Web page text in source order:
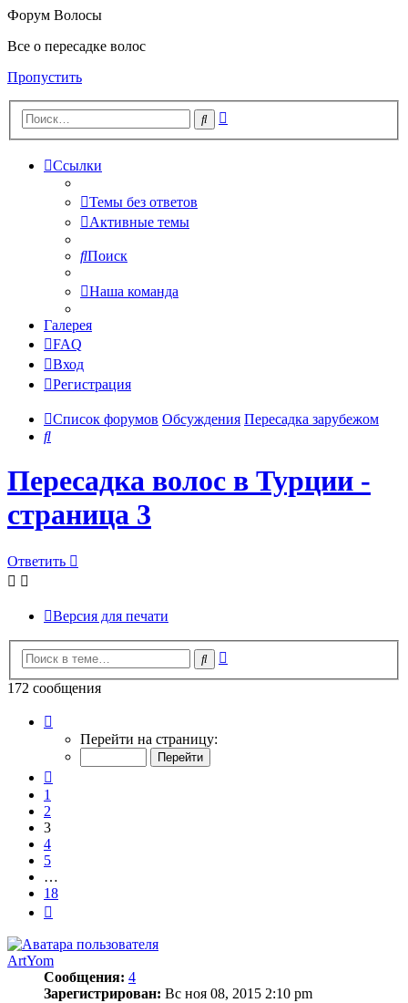
Форум Волосы
Все о пересадке волос
Пропустить
Поиск
Ссылки
Темы без ответов
Активные темы
Поиск
Наша команда
Галерея
FAQ
Вход
Регистрация
Список форумов Обсуждения Пересадка зарубежом
Поиск
Пересадка волос в Турции -
страница 3
Ответить
Версия для печати
Поиск
172 сообщения
Перейти на страницу:
1
2
3
4
5
…
18
ArtYom
Сообщения: 4
Зарегистрирован: Вс ноя 08, 2015 2:10 pm